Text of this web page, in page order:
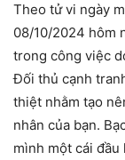
Theo tử vi ngày
08/10/2024 hôm
trong công việc
Đối thủ cạnh
thiệt nhằm tạo
nhân của bạn.
mình một cái